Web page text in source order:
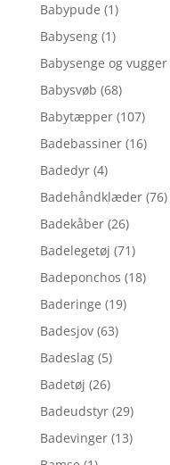
Babypude (1)
Babyseng (1)
Babysenge og vugger
Babysvøb (68)
Babytæpper (107)
Badebassiner (16)
Badedyr (4)
Badehåndklæder (76)
Badekåber (26)
Badelegetøj (71)
Badeponchos (18)
Baderinge (19)
Badesjov (63)
Badeslag (5)
Badetøj (26)
Badeudstyr (29)
Badevinger (13)